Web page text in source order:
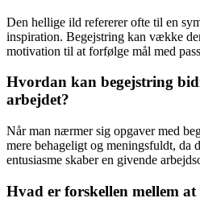
Den hellige ild refererer ofte til en
inspiration. Begejstring kan vække
motivation til at forfølge mål med
Hvordan kan begejstring
arbejdet?
Når man nærmer sig opgaver med
mere behageligt og meningsfuldt, da
entusiasme skaber en givende
Hvad er forskellen mellem